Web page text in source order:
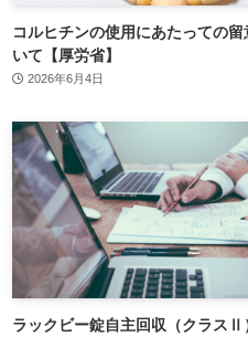
コルヒチンの使用にあたっての
いて【厚労省】
2026年6月4日
ラックビー錠自主回収（クラスⅡ